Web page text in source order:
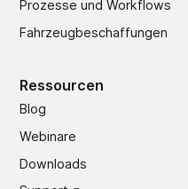
Prozesse und Workflows
Fahrzeugbeschaffungen
Ressourcen
Blog
Webinare
Downloads